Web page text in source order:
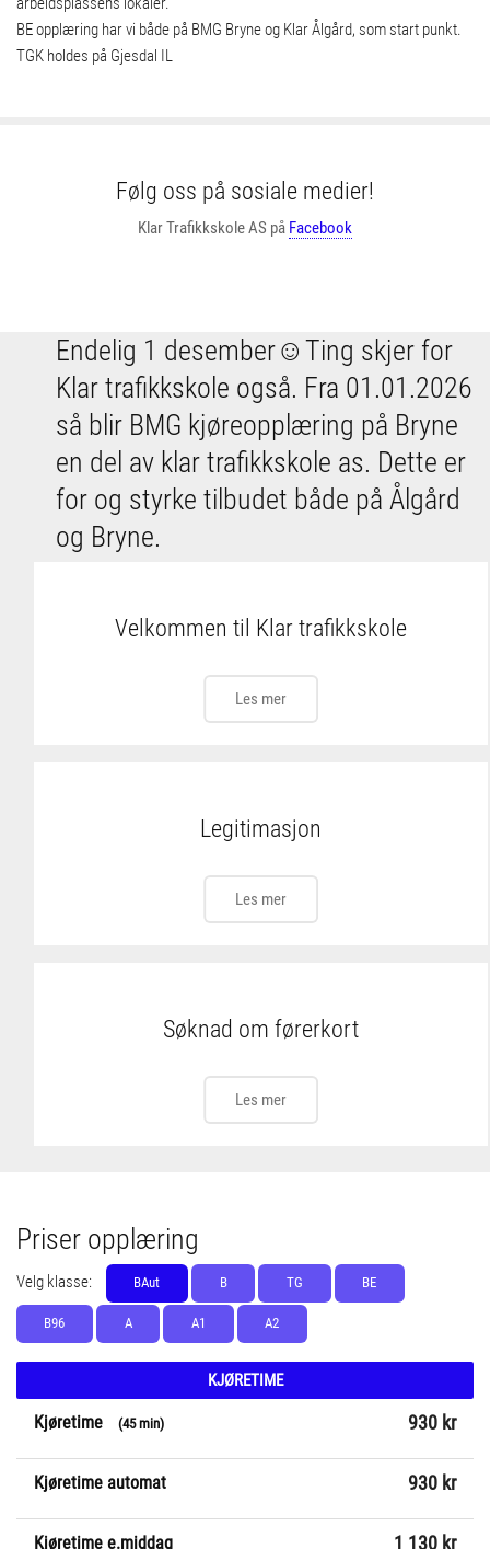
BE opplæring har vi både på BMG Bryne og Klar Ålgård, som start punkt.
TGK holdes på Gjesdal IL
Følg oss på sosiale medier!
Klar Trafikkskole AS på Facebook
Endelig 1 desember☺️Ting skjer for
Klar trafikkskole også. Fra 01.01.2026
så blir BMG kjøreopplæring på Bryne
en del av klar trafikkskole as. Dette er
for og styrke tilbudet både på Ålgård
og Bryne.
Velkommen til Klar trafikkskole
Les mer
Legitimasjon
Les mer
Søknad om førerkort
Les mer
Priser opplæring
Velg klasse: BAut B TG BE
B96 A A1 A2
KJØRETIME
Kjøretime (45 min) 930 kr
Kjøretime automat 930 kr
Kjøretime e.middag 1 130 kr